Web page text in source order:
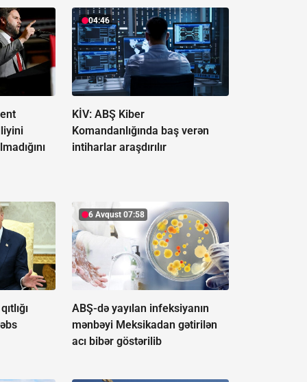
04:46
KİV: ABŞ Kiber
Komandanlığında baş verən
intiharlar araşdırılır
6 Avqust 07:58
ABŞ-də yayılan infeksiyanın
mənbəyi Meksikadan gətirilən
acı bibər göstərilib